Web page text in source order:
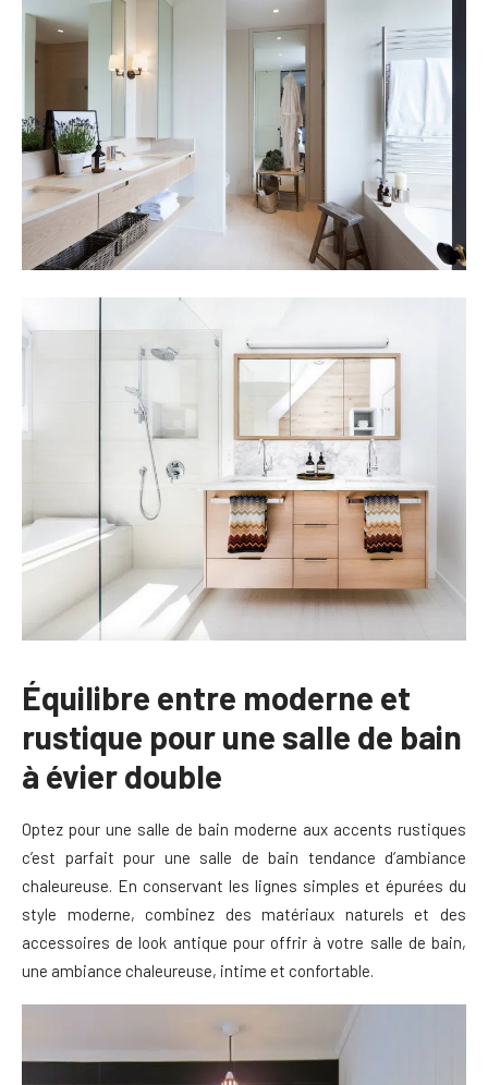
Équilibre entre moderne et
rustique pour une salle de bain
à évier double
Optez pour une salle de bain moderne aux accents rustiques
c’est parfait pour une salle de bain tendance d’ambiance
chaleureuse. En conservant les lignes simples et épurées du
style moderne, combinez des matériaux naturels et des
accessoires de look antique pour offrir à votre salle de bain,
une ambiance chaleureuse, intime et confortable.